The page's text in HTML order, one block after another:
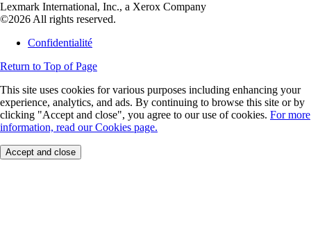
Lexmark International, Inc., a Xerox Company
©2026 All rights reserved.
Confidentialité
Return to Top of Page
This site uses cookies for various purposes including enhancing your
experience, analytics, and ads. By continuing to browse this site or by
clicking "Accept and close", you agree to our use of cookies. For more
information, read our Cookies page.
Accept and close